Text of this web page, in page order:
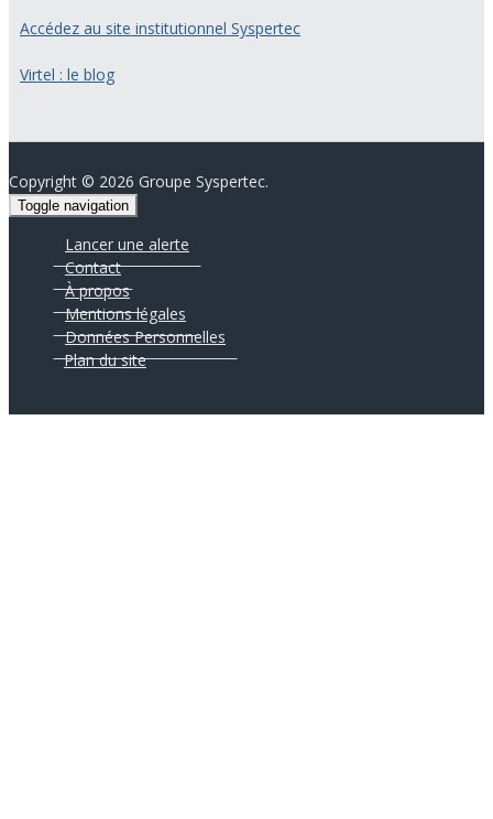
Accédez au site institutionnel Syspertec
Virtel : le blog
Copyright © 2026 Groupe Syspertec.
Toggle navigation
Lancer une alerte
Contact
À propos
Mentions légales
Données Personnelles
Plan du site